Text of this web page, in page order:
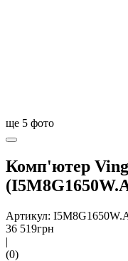
ще 5 фото
Комп'ютер
Артикул:
36 519грн
|
(0)